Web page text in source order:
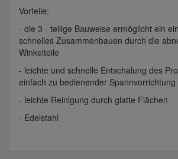
Vorteile:
- die 3 - teilige Bauweise ermöglicht ein
schnelles Zusammenbauen durch die
Winkelteile
- leichte und schnelle Entschalung des
einfach zu bedienender Spannvorrichtung
- leichte Reinigung durch glatte Flächen
- Edelstahl